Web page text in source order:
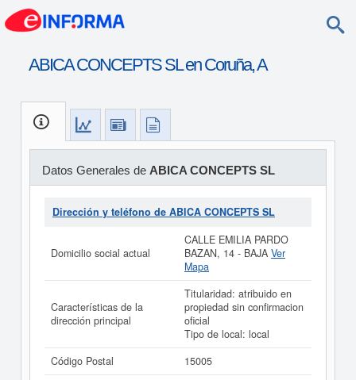
ABICA CONCEPTS SL en Coruña, A
Datos Generales de ABICA CONCEPTS SL
Dirección y teléfono de ABICA CONCEPTS SL
Domicilio social actual
CALLE EMILIA PARDO
BAZAN, 14 - BAJA Ver
Mapa
Características de la
dirección principal
Titularidad: atribuido en
propiedad sin confirmacion
oficial
Tipo de local: local
Código Postal
15005